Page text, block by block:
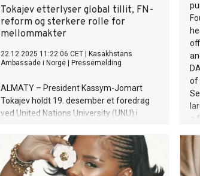
Tokajev etterlyser global tillit, FN-
reform og sterkere rolle for
mellommakter
22.12.2025 11:22:06 CET
Kasakhstans
Ambassade i Norge
Pressemelding
ALMATY – President Kassym-Jomart
Tokajev holdt 19. desember et foredrag
ved United Nations University (UNU) i
internasjonalt samarbeid i møte med
økende geopolitisk spenning.
of
a